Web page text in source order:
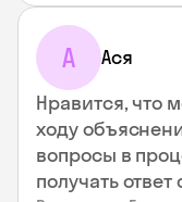
А Ася
Нравится, что
ходу
вопросы в
получать